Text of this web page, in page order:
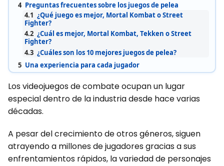
4 Preguntas frecuentes sobre los juegos de pelea
4.1 ¿Qué juego es mejor, Mortal Kombat o Street
Fighter?
4.2 ¿Cuál es mejor, Mortal Kombat, Tekken o Street
Fighter?
4.3 ¿Cuáles son los 10 mejores juegos de pelea?
5 Una experiencia para cada jugador
Los videojuegos de combate ocupan un lugar
especial dentro de la industria desde hace varias
décadas.
A pesar del crecimiento de otros géneros, siguen
atrayendo a millones de jugadores gracias a sus
enfrentamientos rápidos, la variedad de personajes